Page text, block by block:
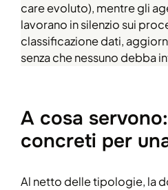
care evoluto), mentre gli
lavorano in silenzio sui
classificazione dati,
senza che nessuno debba
A cosa
concreti per
Al netto delle tipologie, la